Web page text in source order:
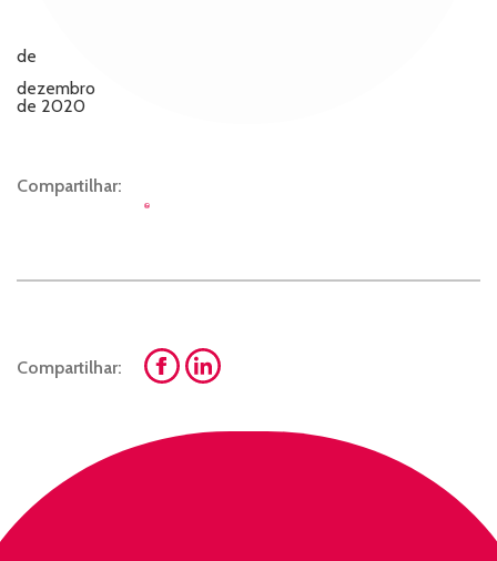
de
dezembro
de 2020
Compartilhar:
Compartilhar: